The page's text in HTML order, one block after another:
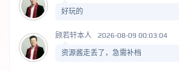
好玩的
顾若轩本人 2026-08-09 00:03:04
资源酱走丢了，急需补档